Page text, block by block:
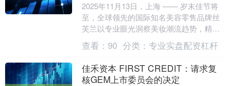
2025年11月13日，上海 —— 岁末佳节将
至，全球领先的国际知名美容零售品牌丝
芙兰以专业眼光洞察美妆潮流趋势，精心
打造2025丝芙兰年度尖货赏，一场年末好
物....
查看： 90 分类： 专业实盘配资杠杆
佳禾资本 FIRST CREDIT：请求复
核GEM上市委员会的决定